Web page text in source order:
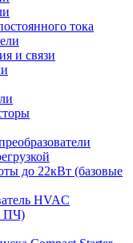
тока
и связи
до 22кВт (базовые
HVAC
ПЧ)